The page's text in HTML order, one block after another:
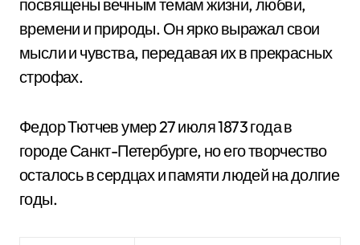
посвящены вечным темам жизни, любви,
времени и природы. Он ярко выражал свои
мысли и чувства, передавая их в прекрасных
строфах.
Федор Тютчев умер 27 июля 1873 года в
городе Санкт-Петербурге, но его творчество
осталось в сердцах и памяти людей на долгие
годы.